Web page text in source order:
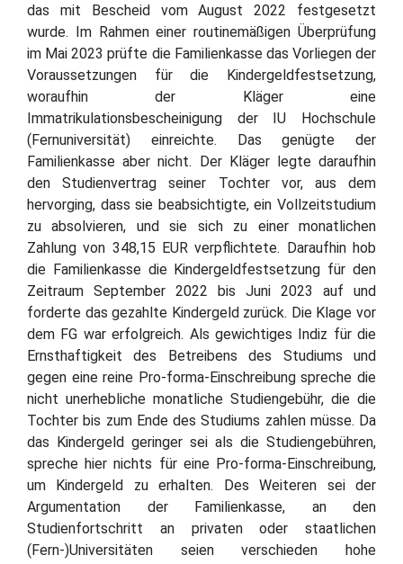
das mit Bescheid vom August 2022 festgesetzt
wurde. Im Rahmen einer routinemäßigen Überprüfung
im Mai 2023 prüfte die Familienkasse das Vorliegen der
Voraussetzungen für die Kindergeldfestsetzung,
woraufhin der Kläger eine
Immatrikulationsbescheinigung der IU Hochschule
(Fernuniversität) einreichte. Das genügte der
Familienkasse aber nicht. Der Kläger legte daraufhin
den Studienvertrag seiner Tochter vor, aus dem
hervorging, dass sie beabsichtigte, ein Vollzeitstudium
zu absolvieren, und sie sich zu einer monatlichen
Zahlung von 348,15 EUR verpflichtete. Daraufhin hob
die Familienkasse die Kindergeldfestsetzung für den
Zeitraum September 2022 bis Juni 2023 auf und
forderte das gezahlte Kindergeld zurück. Die Klage vor
dem FG war erfolgreich. Als gewichtiges Indiz für die
Ernsthaftigkeit des Betreibens des Studiums und
gegen eine reine Pro-forma-Einschreibung spreche die
nicht unerhebliche monatliche Studiengebühr, die die
Tochter bis zum Ende des Studiums zahlen müsse. Da
das Kindergeld geringer sei als die Studiengebühren,
spreche hier nichts für eine Pro-forma-Einschreibung,
um Kindergeld zu erhalten. Des Weiteren sei der
Argumentation der Familienkasse, an den
Studienfortschritt an privaten oder staatlichen
(Fern-)Universitäten seien verschieden hohe